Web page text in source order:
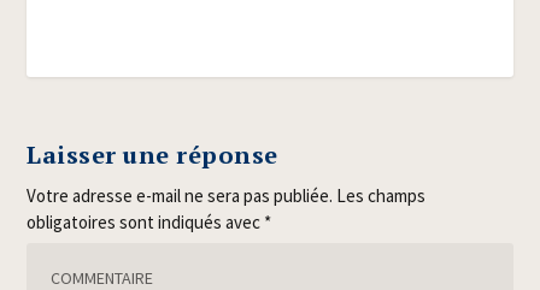
Laisser une réponse
Votre adresse e-mail ne sera pas publiée. Les champs
obligatoires sont indiqués avec *